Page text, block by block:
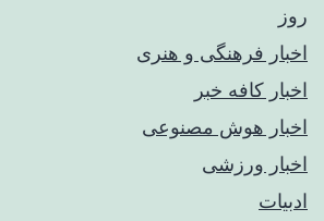
روز
اخبار فرهنگی و هنری
اخبار کافه خبر
اخبار هوش مصنوعی
اخبار ورزشی
ادبیات